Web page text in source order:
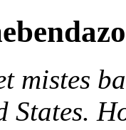
mistes
States.